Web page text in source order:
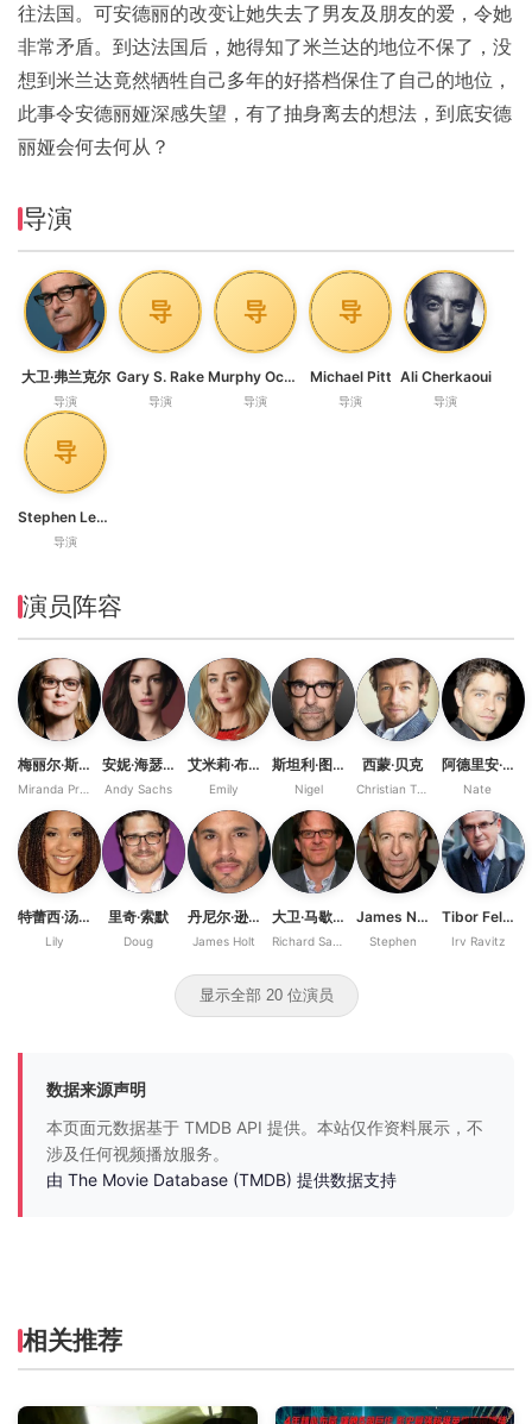
往法国。可安德丽的改变让她失去了男友及朋友的爱，令她
非常矛盾。到达法国后，她得知了米兰达的地位不保了，没
想到米兰达竟然牺牲自己多年的好搭档保住了自己的地位，
此事令安德丽娅深感失望，有了抽身离去的想法，到底安德
丽娅会何去何从？
导演
大卫·弗兰克尔
导演
导
Gary S. Rake
导演
导
Murphy Occhino
导演
导
Michael Pitt
导演
Ali Cherkaoui
导演
导
Stephen Lee Davis
导演
演员阵容
梅丽尔·斯特里普 安妮·海瑟薇
Andy Sachs
艾米莉·布朗特
Emily
斯坦利·图齐
Nigel
西蒙·贝克 阿德里安·格雷尼尔
Nate
特蕾西·汤姆斯
Lily
里奇·索默
Doug
丹尼尔·逊亚塔
James Holt
大卫·马歇尔·格兰特 James Naughton
Stephen
Tibor Feldman
Irv Ravitz
显示全部 20 位演员
数据来源声明
本页面元数据基于 TMDB API 提供。本站仅作资料展示，不
涉及任何视频播放服务。
由 The Movie Database (TMDB) 提供数据支持
相关推荐